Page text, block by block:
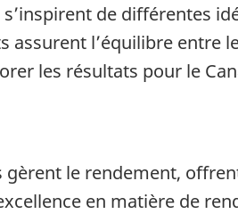
de différentes
assurent l’équilibre entre
les résultats pour le
le rendement,
en matière de